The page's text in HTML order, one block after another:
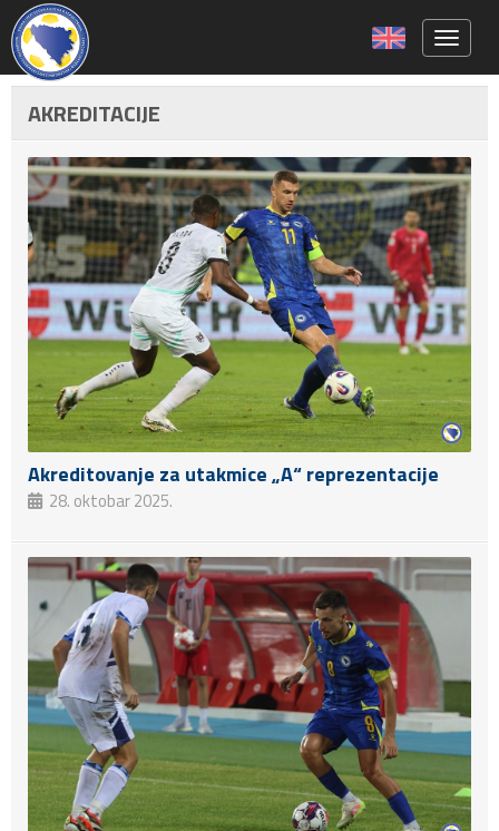
AKREDITACIJE
Akreditovanje za utakmice „A“ reprezentacije
28. oktobar 2025.